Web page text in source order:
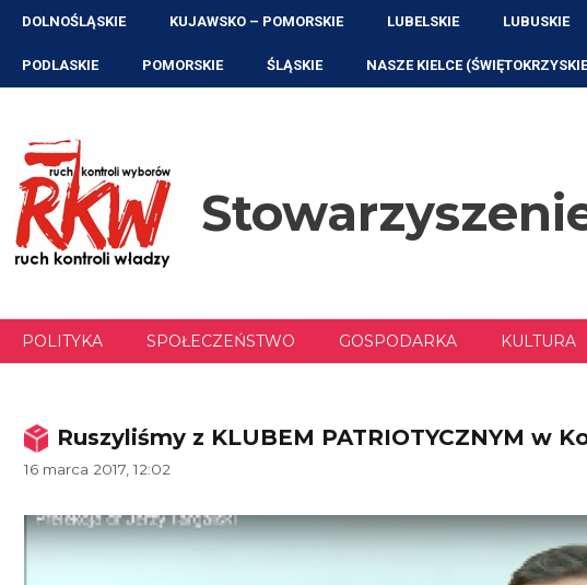
Przejdź
treści
DOLNOŚLĄSKIE KUJAWSKO – POMORSKIE LUBELSKIE LUBUSKIE
PODLASKIE POMORSKIE ŚLĄSKIE NASZE KIELCE
POLITYKA SPOŁECZEŃSTWO GOSPODARKA KULTURA
Ruszyliśmy z KLUBEM PATRIOTYCZNYM w
16 marca 2017, 12:02